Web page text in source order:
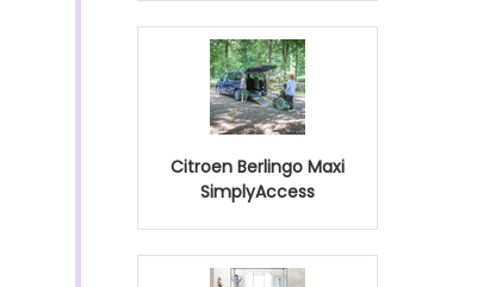
Citroen Berlingo Maxi
SimplyAccess